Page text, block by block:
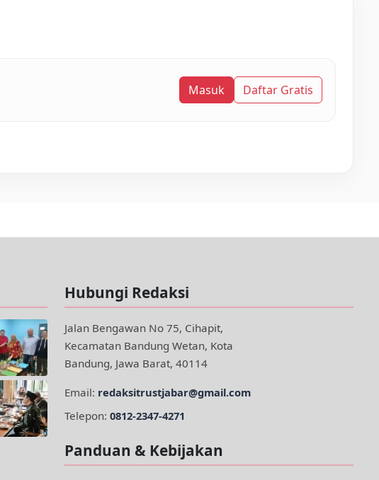
Masuk Daftar Gratis
Hubungi Redaksi
Jalan Bengawan No 75, Cihapit,
Kecamatan Bandung Wetan, Kota
Bandung, Jawa Barat, 40114
Email: redaksitrustjabar@gmail.com
Telepon: 0812-2347-4271
Panduan & Kebijakan